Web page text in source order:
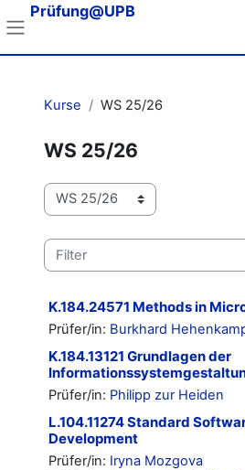
Zum Hauptinhalt
Prüfung@UPB
Kurse WS 25/26
WS 25/26
Kursbereiche
Kurse suchen
K.184.24571 Methods in
Prüfer/in: Burkhard
K.184.13121 Grundlagen der
Prüfer/in: Philipp zur Heiden
L.104.11274 Standard
Development
Prüfer/in: Iryna Mozgova